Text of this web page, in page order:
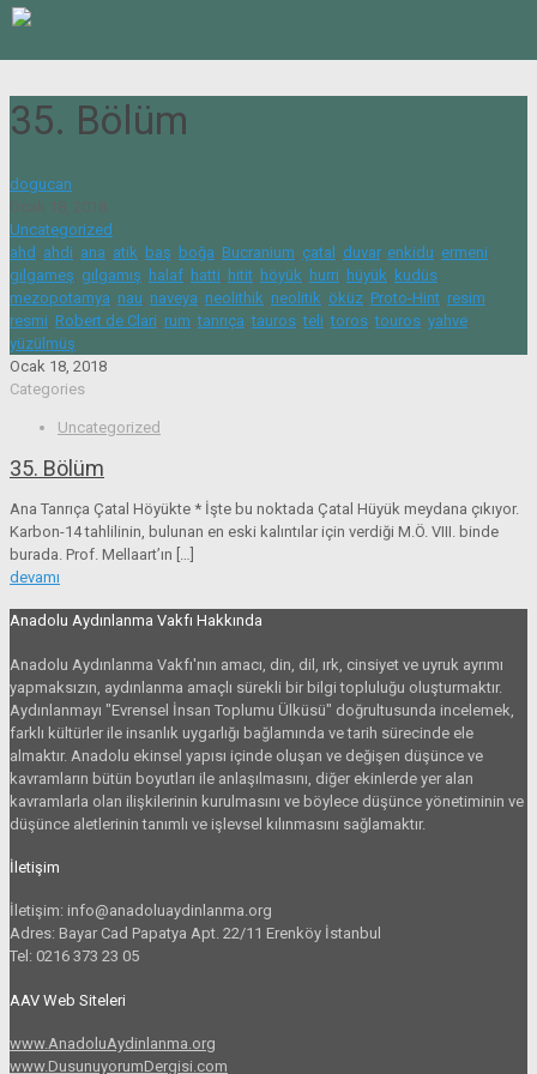
35. Bölüm
dogucan
Ocak 18, 2018
Uncategorized
ahd , ahdi, ana, atik, baş, boğa, Bucranium, çatal , duvar, enkidu, ermeni,
gilgameş, gılgamış, halaf, hatti, hitit, höyük, hurri, hüyük, kudüs,
mezopotamya, nau, naveya, neolithik, neolitik, öküz, Proto-Hint, resim,
resmi, Robert de Clari, rum,tanrıça,tauros,teli,toros,touros, yahve,
yüzülmüş
Ocak 18, 2018
Categories
Uncategorized
35. Bölüm
Ana Tanrıça Çatal Höyükte * İşte bu noktada Çatal Hüyük meydana çıkıyor.
Karbon-14 tahlilinin, bulunan en eski kalıntılar için verdiği M.Ö. VIII. binde
burada. Prof. Mellaart’ın […]
devamı
Anadolu Aydınlanma Vakfı Hakkında
Anadolu Aydınlanma Vakfı'nın amacı, din, dil, ırk, cinsiyet ve uyruk ayrımı
yapmaksızın, aydınlanma amaçlı sürekli bir bilgi topluluğu oluşturmaktır.
Aydınlanmayı "Evrensel İnsan Toplumu Ülküsü" doğrultusunda incelemek,
farklı kültürler ile insanlık uygarlığı bağlamında ve tarih sürecinde ele
almaktır. Anadolu ekinsel yapısı içinde oluşan ve değişen düşünce ve
kavramların bütün boyutları ile anlaşılmasını, diğer ekinlerde yer alan
kavramlarla olan ilişkilerinin kurulmasını ve böylece düşünce yönetiminin ve
düşünce aletlerinin tanımlı ve işlevsel kılınmasını sağlamaktır.
İletişim
İletişim: info@anadoluaydinlanma.org
Adres: Bayar Cad Papatya Apt. 22/11 Erenköy İstanbul
Tel: 0216 373 23 05
AAV Web Siteleri
www.AnadoluAydinlanma.org
www.DusunuyorumDergisi.com